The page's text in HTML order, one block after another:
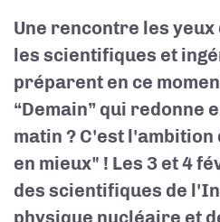
Une rencontre les yeux
les scientifiques et
préparent en ce
“Demain” qui redonne
matin ? C'est l'ambition
en mieux" ! Les 3 et 4
des scientifiques de
physique nucléaire et